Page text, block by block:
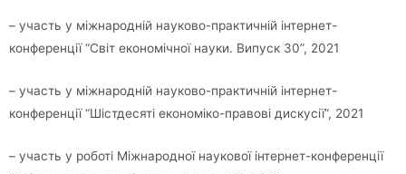
– участь у міжнародній науково-практичній інтернет-
конференції “Світ економічної науки. Випуск 30”, 2021
– участь у міжнародній науково-практичній інтернет-
конференції “Шістдесяті економіко-правові дискусії”, 2021
– участь у роботі Міжнародної наукової інтернет-конференції